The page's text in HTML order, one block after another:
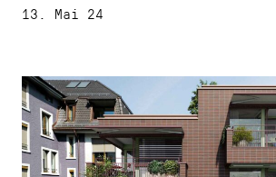
13. Mai 24